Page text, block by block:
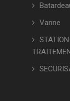
Vanne